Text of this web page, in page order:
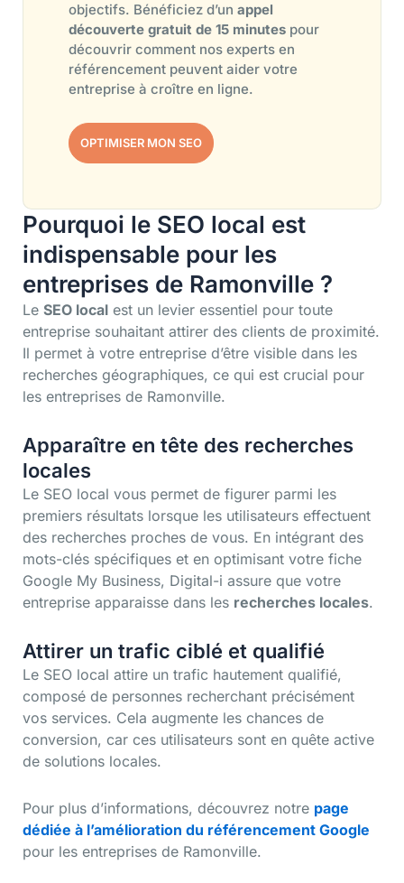
objectifs. Bénéficiez d’un appel
découverte gratuit de 15 minutes pour
découvrir comment nos experts en
référencement peuvent aider votre
entreprise à croître en ligne.
OPTIMISER MON SEO
Pourquoi le SEO local est
indispensable pour les
entreprises de Ramonville ?
Le SEO local est un levier essentiel pour toute
entreprise souhaitant attirer des clients de proximité.
Il permet à votre entreprise d’être visible dans les
recherches géographiques, ce qui est crucial pour
les entreprises de Ramonville.
Apparaître en tête des recherches
locales
Le SEO local vous permet de figurer parmi les
premiers résultats lorsque les utilisateurs effectuent
des recherches proches de vous. En intégrant des
mots-clés spécifiques et en optimisant votre fiche
Google My Business, Digital-i assure que votre
entreprise apparaisse dans les recherches locales.
Attirer un trafic ciblé et qualifié
Le SEO local attire un trafic hautement qualifié,
composé de personnes recherchant précisément
vos services. Cela augmente les chances de
conversion, car ces utilisateurs sont en quête active
de solutions locales.
Pour plus d’informations, découvrez notre page
dédiée à l’amélioration du référencement Google
pour les entreprises de Ramonville.